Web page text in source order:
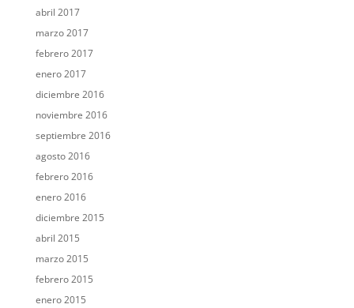
abril 2017
marzo 2017
febrero 2017
enero 2017
diciembre 2016
noviembre 2016
septiembre 2016
agosto 2016
febrero 2016
enero 2016
diciembre 2015
abril 2015
marzo 2015
febrero 2015
enero 2015